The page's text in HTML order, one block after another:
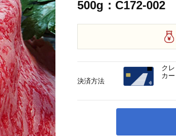
500g：C172-002
決済方法
ク
カ